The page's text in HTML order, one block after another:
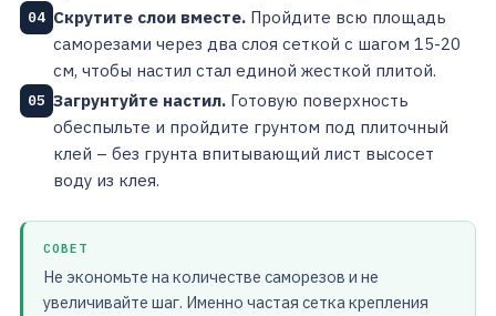
04 Скрутите слои вместе. Пройдите всю площадь
саморезами через два слоя сеткой с шагом 15-20
см, чтобы настил стал единой жесткой плитой.
05 Загрунтуйте настил. Готовую поверхность
обеспыльте и пройдите грунтом под плиточный
клей – без грунта впитывающий лист высосет
воду из клея.
СОВЕТ
Не экономьте на количестве саморезов и не
увеличивайте шаг. Именно частая сетка крепления